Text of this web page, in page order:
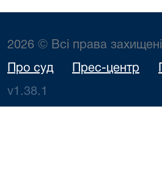
2026 © Всі права захищені
Про суд Прес-центр
v1.38.1